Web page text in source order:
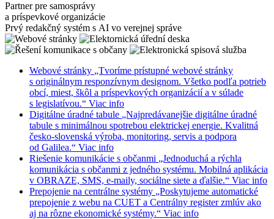
Partner pre samosprávy
a príspevkové organizácie
Prvý redakčný systém s AI vo verejnej správe
Webové stránky „Tvoríme prístupné webové stránky
s originálnym responzívnym designom. Všetko podľa potrieb
obcí, miest, škôl a príspevkových organizácií a v súlade
s legislatívou.“ Viac info
Digitálne úradné tabule „Najpredávanejšie digitálne úradné
tabule s minimálnou spotrebou elektrickej energie. Kvalitná
česko-slovenská výroba, monitoring, servis a podpora
od Galilea.“ Viac info
Riešenie komunikácie s občanmi „Jednoduchá a rýchla
komunikácia s občanmi z jedného systému. Mobilná aplikácia
v OBRAZE, SMS, e-maily, sociálne siete a ďalšie.“ Viac info
Prepojenie na centrálne systémy „Poskytujeme automatické
prepojenie z webu na CUET a Centrálny register zmlúv ako
aj na rôzne ekonomické systémy.“ Viac info